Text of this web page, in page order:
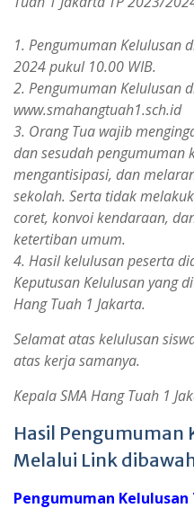
1. Pengumuman Kelulusan
2024 pukul 10.00 WIB.
2. Pengumuman Kelulusan
www.smahangtuah1.sch.id
3. Orang Tua wajib
dan sesudah pengumuman
mengantisipasi, dan
sekolah. Serta tidak
coret, konvoi kendaraan,
ketertiban umum.
4. Hasil kelulusan peserta
Keputusan Kelulusan yang
Hang Tuah 1 Jakarta.
Selamat atas kelulusan
atas kerja samanya.
Kepala SMA Hang Tuah 1
Hasil Pengumuman
Melalui Link
Pengumuman Kelulusan